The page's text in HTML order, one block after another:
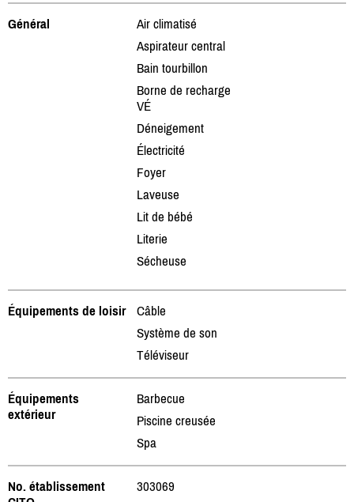
Général
Air climatisé
Aspirateur central
Bain tourbillon
Borne de recharge
VÉ
Déneigement
Électricité
Foyer
Laveuse
Lit de bébé
Literie
Sécheuse
Équipements de loisir
Câble
Système de son
Téléviseur
Équipements
extérieur
Barbecue
Piscine creusée
Spa
No. établissement
303069